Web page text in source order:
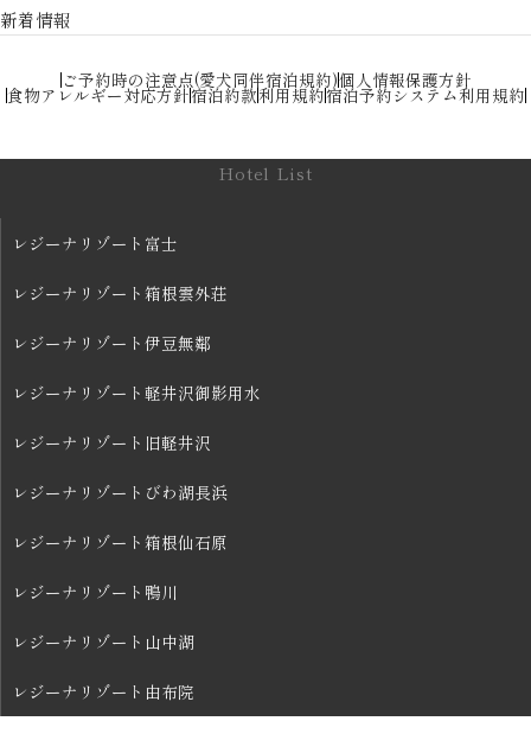
新着情報
ご予約時の注意点(愛犬同伴宿泊規約)個人情報保護方針
食物アレルギー対応方針宿泊約款利用規約宿泊予約システム利用規約
Hotel List
レジーナリゾート富士
レジーナリゾート箱根雲外荘
レジーナリゾート伊豆無鄰
レジーナリゾート軽井沢御影用水
レジーナリゾート旧軽井沢
レジーナリゾートびわ湖長浜
レジーナリゾート箱根仙石原
レジーナリゾート鴨川
レジーナリゾート山中湖
レジーナリゾート由布院